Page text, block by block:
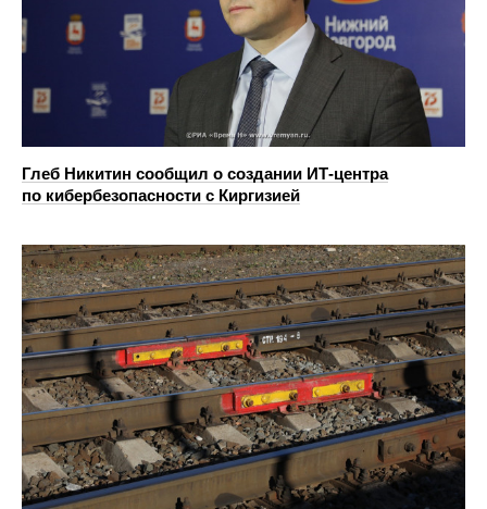
Глеб Никитин сообщил о создании ИТ-центра
по кибербезопасности с Киргизией